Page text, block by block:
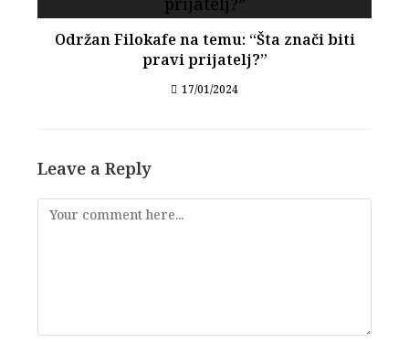
Održan Filokafe na temu: “Šta znači biti
pravi prijatelj?”
17/01/2024
Leave a Reply
Comment